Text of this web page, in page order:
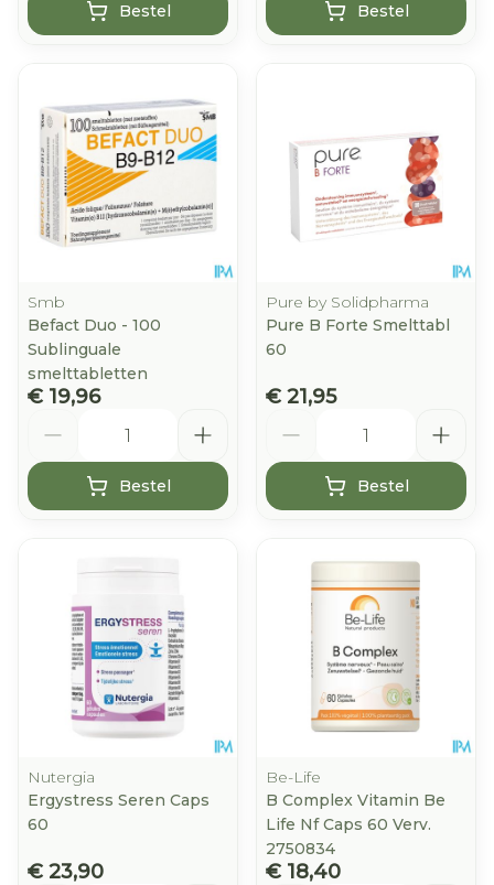
Bestel Bestel
Smb
Befact Duo - 100
Sublinguale
smelttabletten
€ 19,96
Bestel
Pure by Solidpharma
Pure B Forte Smelttabl
60
€ 21,95
Bestel
Nutergia
Ergystress Seren Caps
60
€ 23,90
Be-Life
B Complex Vitamin Be
Life Nf Caps 60 Verv.
2750834
€ 18,40